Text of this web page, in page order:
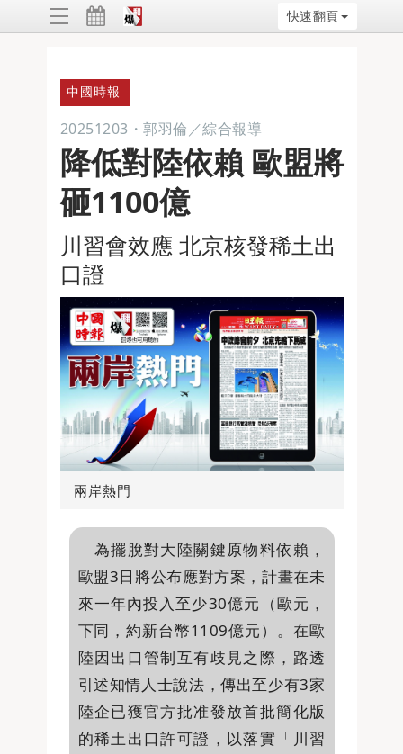
快速翻頁
中國時報
20251203 ・ 郭羽倫／綜合報導
降低對陸依賴 歐盟將
砸1100億
川習會效應 北京核發稀土出
口證
兩岸熱門
為擺脫對大陸關鍵原物料依賴，
歐盟3日將公布應對方案，計畫在未
來一年內投入至少30億元（歐元，
下同，約新台幣1109億元）。在歐
陸因出口管制互有歧見之際，路透
引述知情人士說法，傳出至少有3家
陸企已獲官方批准發放首批簡化版
的稀土出口許可證，以落實「川習